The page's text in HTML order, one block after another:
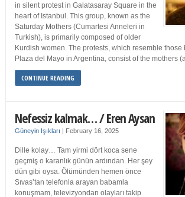
in silent protest in Galatasaray Square in the
heart of Istanbul. This group, known as the
Saturday Mothers (Cumartesi Anneleri in
Turkish), is primarily composed of older
Kurdish women. The protests, which resemble those
Plaza del Mayo in Argentina, consist of the mothers
CONTINUE READING
Nefessiz kalmak… / Eren Aysan
Güneyin Işıkları | February 16, 2025
Dille kolay… Tam yirmi dört koca sene
geçmiş o karanlık günün ardından. Her şey
dün gibi oysa. Ölümünden hemen önce
Sıvas’tan telefonla arayan babamla
konuşmam, televizyondan olayları takip